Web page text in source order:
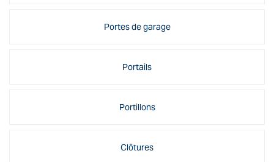
Portes de garage
Portails
Portillons
Clôtures